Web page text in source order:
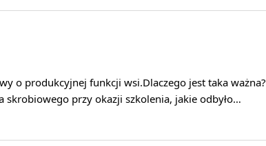
o produkcyjnej funkcji wsi.Dlaczego jest taka ważna?
skrobiowego przy okazji szkolenia, jakie odbyło…